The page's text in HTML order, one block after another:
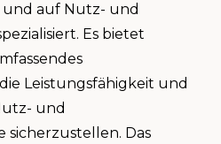
und auf Nutz- und
Es bietet
Leistungsfähigkeit und
und
sicherzustellen. Das